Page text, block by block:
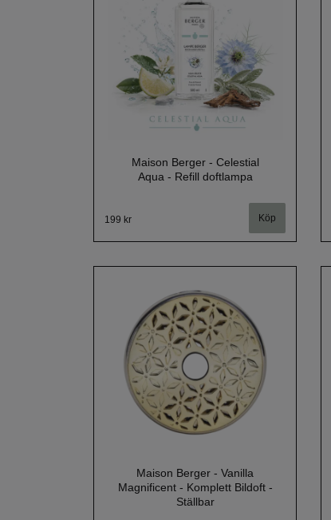
Maison Berger - Celestial
Aqua - Refill doftlampa
199 kr
Maison Berger - Vanilla
Magnificent - Komplett Bildoft -
Ställbar